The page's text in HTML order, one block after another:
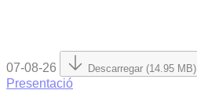
07-08-26 Descarregar (14.95 MB)
Presentació